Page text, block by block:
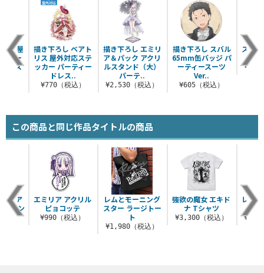
描き下ろし エミリ
ア＆パック アクリ
ルスタンド（大）
パーテ..
¥2,530（税込）
描き下ろし スバル
65mm缶バッジ パ
ーティースーツ
Ver..
¥605（税込）
スバ
ム 屋
カー
レス
描き下ろし ベアト
リス 屋外対応ステ
ッカー パーティー
ドレス..
¥770（税込）
この商品と同じ作品タイトルの商品
レムとモーニング
スター ラージトー
ト
¥1,980（税込）
強欲の魔女 エキド
ナ Tシャツ
¥3,300（税込）
レム
ト
ム ア
スタン
エミリア アクリル
ピョコッテ
¥990（税込）